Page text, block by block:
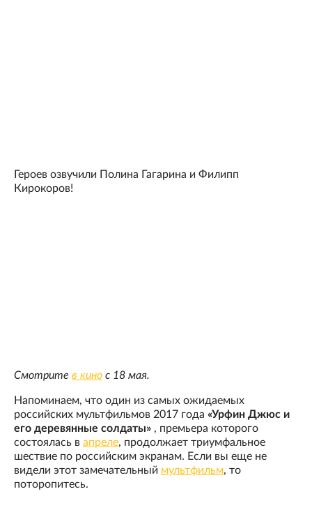
Героев озвучили Полина Гагарина и Филипп
Кирокоров!
Смотрите в кино с 18 мая.
Напоминаем, что один из самых ожидаемых
российских мультфильмов 2017 года «Урфин Джюс и
его деревянные солдаты» , премьера которого
состоялась в апреле, продолжает триумфальное
шествие по российским экранам. Если вы еще не
видели этот замечательный мультфильм, то
поторопитесь.